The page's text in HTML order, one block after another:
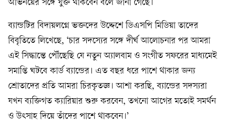
অভিনয়ের সঙ্গে যুক্ত থাকবেন বলে জানা গেছে।
ব্যান্ডটির বিদায়লগ্নে ভক্তদের উদ্দেশে ডিএসপি মিডিয়া তাদের
বিবৃতিতে লিখেছে, ‘চার সদস্যের সঙ্গে দীর্ঘ আলোচনার পর আমরা
এই সিদ্ধান্তে পৌঁছেছি যে নতুন অ্যালবাম ও সংগীত সফরের মাধ্যমেই
সমাপ্তি ঘটবে কার্ড ব্যান্ডের। এত বছর ধরে পাশে থাকার জন্য
শ্রোতাদের প্রতি আমরা চিরকৃতজ্ঞ। আশা করছি, ব্যান্ডের সদস্যরা
যখন ব্যক্তিগত ক্যারিয়ার শুরু করবেন, তখনো আগের মতোই সমর্থন
ও উৎসাহ দিয়ে তাঁদের পাশে থাকবেন।’